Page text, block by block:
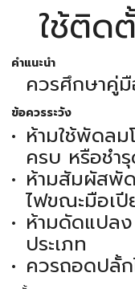
ใช้ติด
คำแนะนำ
ควรศึกษาคู่มื
ข้อควรระวัง
ห้ามใช้พัดล
ครบ หรือชำ
ห้ามสัมผัสพั
ไฟขณะมือเปี
ห้ามดัดแปล
ประเภท
ควรถอดปลั้